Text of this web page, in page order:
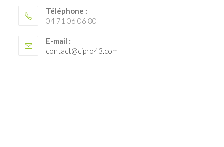
Téléphone :
04 71 06 06 80
E-mail :
contact@cipro43.com